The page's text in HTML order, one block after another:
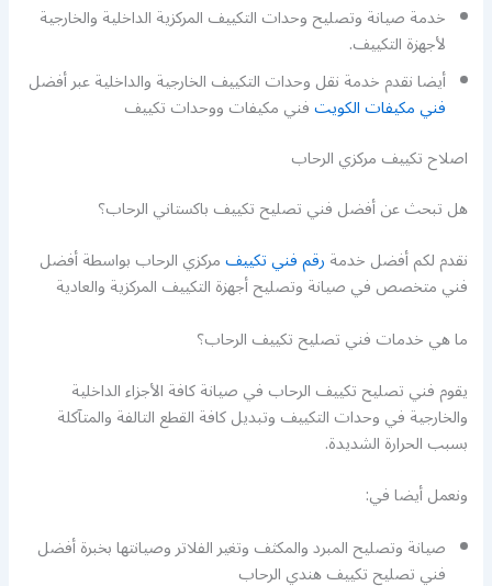
خدمة صيانة وتصليح وحدات التكييف المركزية الداخلية والخارجية
لأجهزة التكييف.
أيضا نقدم خدمة نقل وحدات التكييف الخارجية والداخلية عبر أفضل
فني مكيفات الكويتفني مكيفات ووحدات تكييف
اصلاح تكييف مركزي الرحاب
هل تبحث عن أفضل فني تصليح تكييف باكستاني الرحاب؟
نقدم لكم أفضل خدمةرقم فني تكييفمركزي الرحاب بواسطة أفضل
فني متخصص في صيانة وتصليح أجهزة التكييف المركزية والعادية
ما هي خدمات فني تصليح تكييف الرحاب؟
يقوم فني تصليح تكييف الرحاب في صيانة كافة الأجزاء الداخلية
والخارجية في وحدات التكييف وتبديل كافة القطع التالفة والمتآكلة
بسبب الحرارة الشديدة.
ونعمل أيضا في:
صيانة وتصليح المبرد والمكثف وتغير الفلاتر وصيانتها بخبرة أفضل
فني تصليح تكييف هندي الرحاب